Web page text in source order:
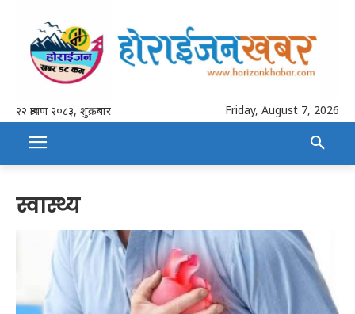
२२ श्रावण २०८३, शुक्रबार Friday, August 7, 2026
स्वास्थ्य